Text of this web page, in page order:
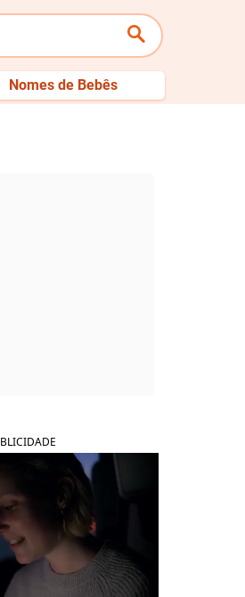
Nomes de Bebês